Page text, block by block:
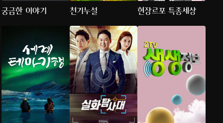
궁금한 이야기 천기누설 현장르포 특종세상